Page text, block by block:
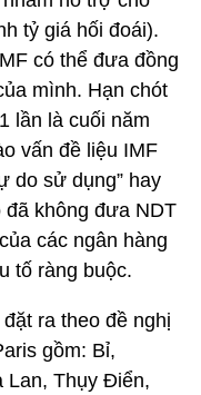
tỷ giá hối đoái).
có thể đưa đồng
mình. Hạn chót
lần là cuối năm
vấn đề liệu IMF
do sử dụng” hay
đã không đưa NDT
các ngân hàng
tố ràng buộc.
ra theo đề nghị
gồm: Bỉ,
Lan, Thụy Điển,